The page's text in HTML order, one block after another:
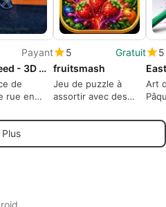
Payant
Vltra Speed - 3D Car Racing
de
rue en
5
Gratuit
fruitsmash
Jeu de puzzle à
assortir avec des
5
Art
Plus